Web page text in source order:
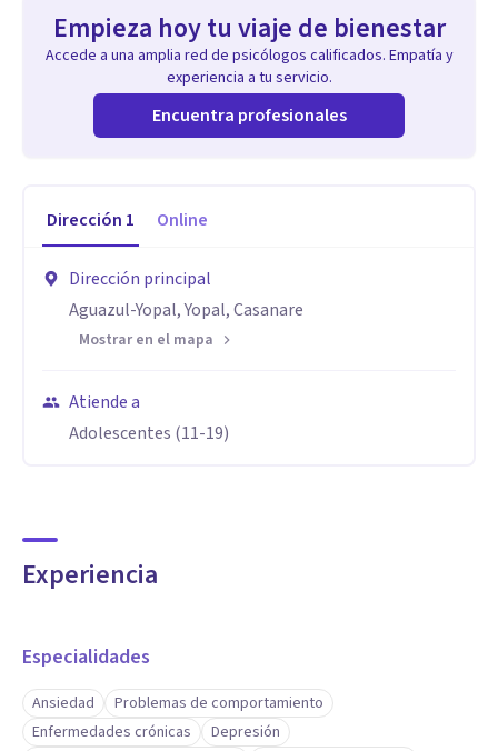
Empieza hoy tu viaje de bienestar
Accede a una amplia red de psicólogos calificados. Empatía y
experiencia a tu servicio.
Encuentra profesionales
Dirección 1 Online
Dirección principal
Aguazul-Yopal, Yopal, Casanare
Mostrar en el mapa
Atiende a
Adolescentes (11-19)
Experiencia
Especialidades
Ansiedad
Problemas de comportamiento
Enfermedades crónicas
Depresión